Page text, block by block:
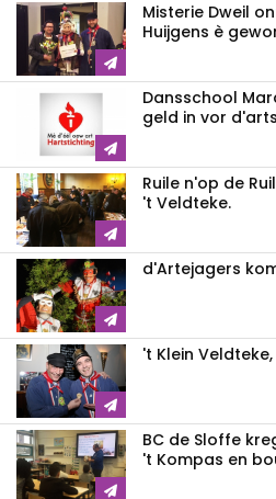
Misterie Dweil
Huijgens è
Dansschool
geld in vor
Ruile n'op de
't Veldteke.
d'Artejagers
't Klein
BC de Sloffe
't Kompas en